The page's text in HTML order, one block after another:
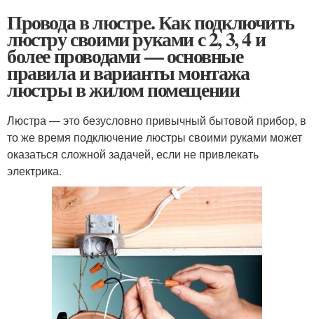
Провода в люстре. Как подключить
люстру своими руками с 2, 3, 4 и
более проводами — основные
правила и варианты монтажа
люстры в жилом помещении
Люстра — это безусловно привычный бытовой прибор, в
то же время подключение люстры своими руками может
оказаться сложной задачей, если не привлекать
электрика.